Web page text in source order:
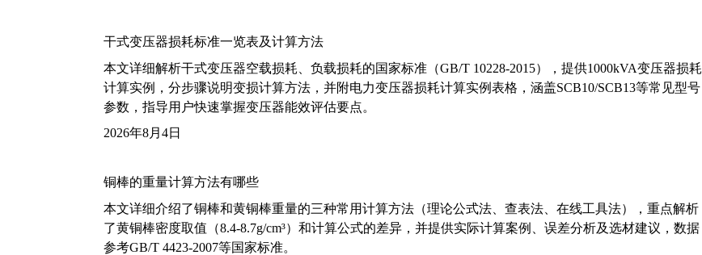
干式变压器损耗标准一览表及计算方法
本文详细解析干式变压器空载损耗、负载损耗的国家标准（GB/T 10228-2015），提供1000kVA变压器损耗
计算实例，分步骤说明变损计算方法，并附电力变压器损耗计算实例表格，涵盖SCB10/SCB13等常见型号
参数，指导用户快速掌握变压器能效评估要点。
2026年8月4日
铜棒的重量计算方法有哪些
本文详细介绍了铜棒和黄铜棒重量的三种常用计算方法（理论公式法、查表法、在线工具法），重点解析
了黄铜棒密度取值（8.4-8.7g/cm³）和计算公式的差异，并提供实际计算案例、误差分析及选材建议，数据
参考GB/T 4423-2007等国家标准。